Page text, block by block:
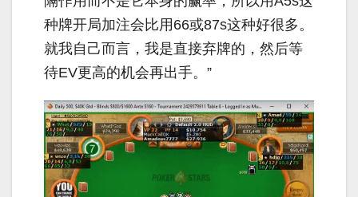
种牌开局加注会比用 66或87s这种好很多。
就我自己而言，我是直接弃牌的，然后等
待EV更高的机会再出手。”